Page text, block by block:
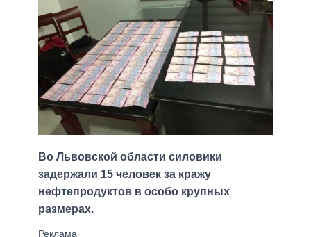
Во Львовской области силовики
задержали 15 человек за кражу
нефтепродуктов в особо крупных
размерах.